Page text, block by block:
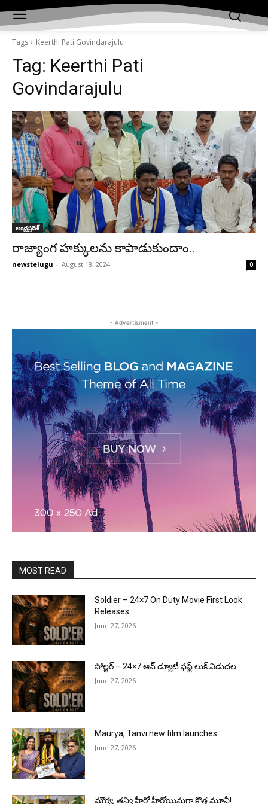
Tags Keerthi Pati Govindarajulu
Tag: Keerthi Pati
Govindarajulu
ఆంధ్రప్రదేశ్‌
రాజ్యాంగ హక్కులను కాపాడుకుందాం..
newstelugu - August 18, 2024 0
- Advertisment -
MOST READ
Soldier – 24×7 On Duty Movie First Look
Releases
June 27, 2026
సోల్జర్ – 24×7 ఆన్ డ్యూటీ ఫస్ట్ లుక్ విడుదల
June 27, 2026
Maurya, Tanvi new film launches
June 27, 2026
మౌర్య‌, త‌న్వి హీరో హీరోయిన్లుగా కొత్త మూవీ!